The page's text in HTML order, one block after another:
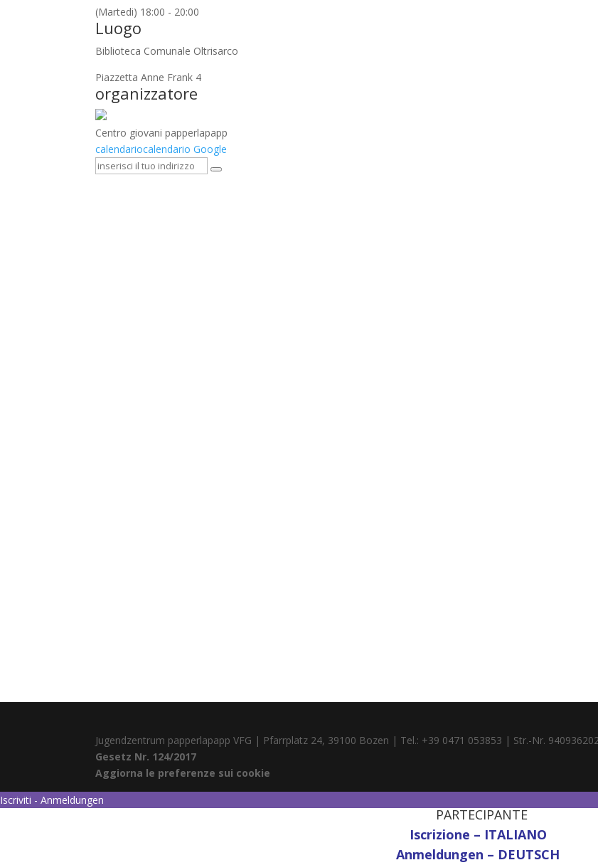
(Martedi) 18:00 - 20:00
Luogo
Biblioteca Comunale Oltrisarco
Piazzetta Anne Frank 4
organizzatore
Centro giovani papperlapapp
calendariocalendario Google
Jugendzentrum papperlapapp VFG | Pfarrplatz 24, 39100 Bozen | Tel.: +39 0471 053853 | Str.-Nr.
Gesetz Nr. 124/2017
Aggiorna le preferenze sui cookie
Iscriviti - Anmeldungen
PARTECIPANTE
Iscrizione – ITALIANO
Anmeldungen – DEUTSCH